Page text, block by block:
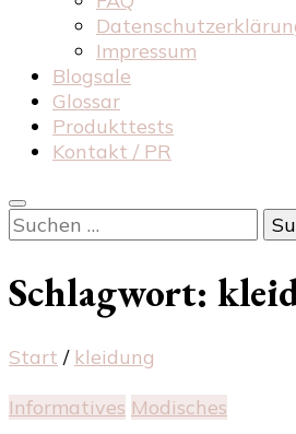
Impressum
Blogsale
Glossar
Produkttests
Kontakt / PR
Suchen
nach:
Schlagwort:
Start / kleidung
Informatives Modisches